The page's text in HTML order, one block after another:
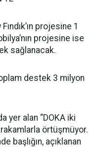
projesine 1
projesine ise
sağlanacak.
destek 3 milyon
yer alan “DOKA iki
örtüşmüyor.
başlığın, açıklanan